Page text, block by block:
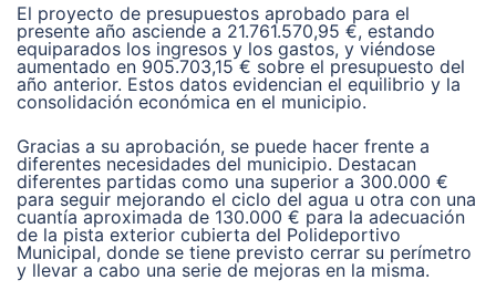
El proyecto de presupuestos aprobado para el
presente año asciende a 21.761.570,95 €, estando
equiparados los ingresos y los gastos, y viéndose
aumentado en 905.703,15 € sobre el presupuesto del
año anterior. Estos datos evidencian el equilibrio y la
consolidación económica en el municipio.
Gracias a su aprobación, se puede hacer frente a
diferentes necesidades del municipio. Destacan
diferentes partidas como una superior a 300.000 €
para seguir mejorando el ciclo del agua u otra con una
cuantía aproximada de 130.000 € para la adecuación
de la pista exterior cubierta del Polideportivo
Municipal, donde se tiene previsto cerrar su perímetro
y llevar a cabo una serie de mejoras en la misma.